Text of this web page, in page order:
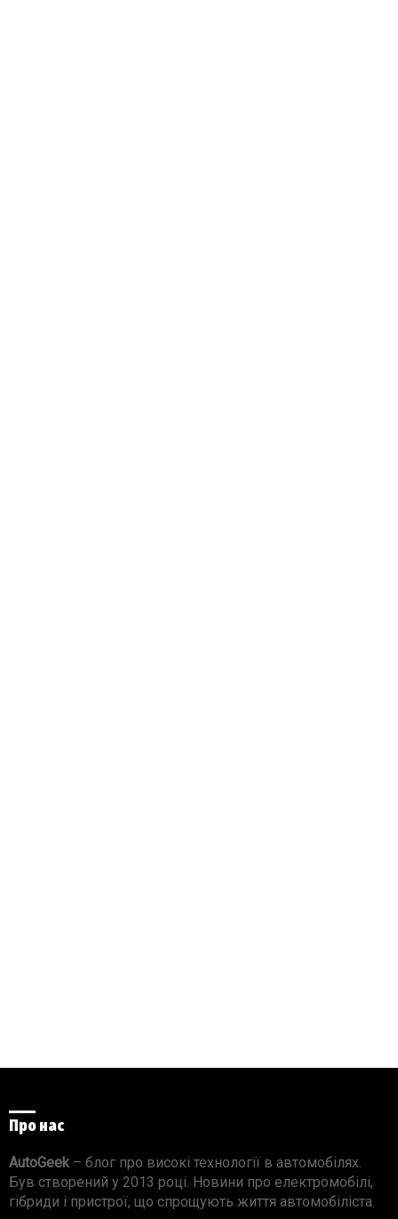
Про нас
AutoGeek– блог про високі технології в автомобілях.
Був створений у 2013 році. Новини про електромобілі,
гібриди і пристрої, що спрощують життя автомобіліста.